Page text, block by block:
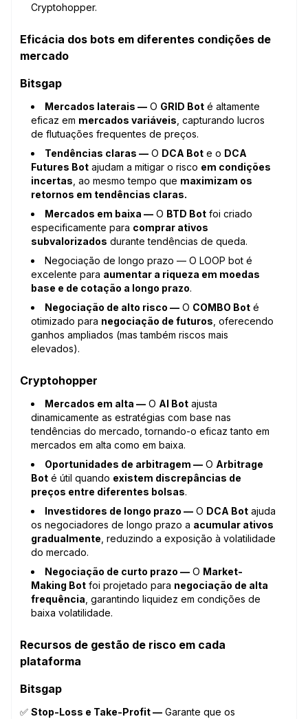
Cryptohopper.
Eficácia dos bots em diferentes condições de
mercado
Bitsgap
Mercados laterais — O GRID Bot é altamente
eficaz em mercados variáveis , capturando lucros
de flutuações frequentes de preços.
Tendências claras — O DCA Bot e o DCA
Futures Bot ajudam a mitigar o risco em condições
incertas , ao mesmo tempo que maximizam os
retornos em tendências claras.
Mercados em baixa — O BTD Bot foi criado
especificamente para comprar ativos
subvalorizados durante tendências de queda.
Negociação de longo prazo — O LOOP bot é
excelente para aumentar a riqueza em moedas
base e de cotação a longo prazo.
Negociação de alto risco — O COMBO Bot é
otimizado para negociação de futuros , oferecendo
ganhos ampliados (mas também riscos mais
elevados).
Cryptohopper
Mercados em alta — O AI Bot ajusta
dinamicamente as estratégias com base nas
tendências do mercado, tornando-o eficaz tanto em
mercados em alta como em baixa.
Oportunidades de arbitragem — O Arbitrage
Bot é útil quando existem discrepâncias de
preços entre diferentes bolsas.
Investidores de longo prazo — O DCA Bot ajuda
os negociadores de longo prazo a acumular ativos
gradualmente , reduzindo a exposição à volatilidade
do mercado.
Negociação de curto prazo — O Market-
Making Bot foi projetado para negociação de alta
frequência , garantindo liquidez em condições de
baixa volatilidade.
Recursos de gestão de risco em cada
plataforma
Bitsgap
✅ Stop-Loss e Take-Profit — Garante que os